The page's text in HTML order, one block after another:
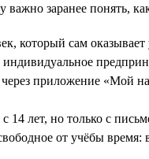
важно заранее понять,
который сам
приложение «Мой
14 лет, но только с
от учёбы